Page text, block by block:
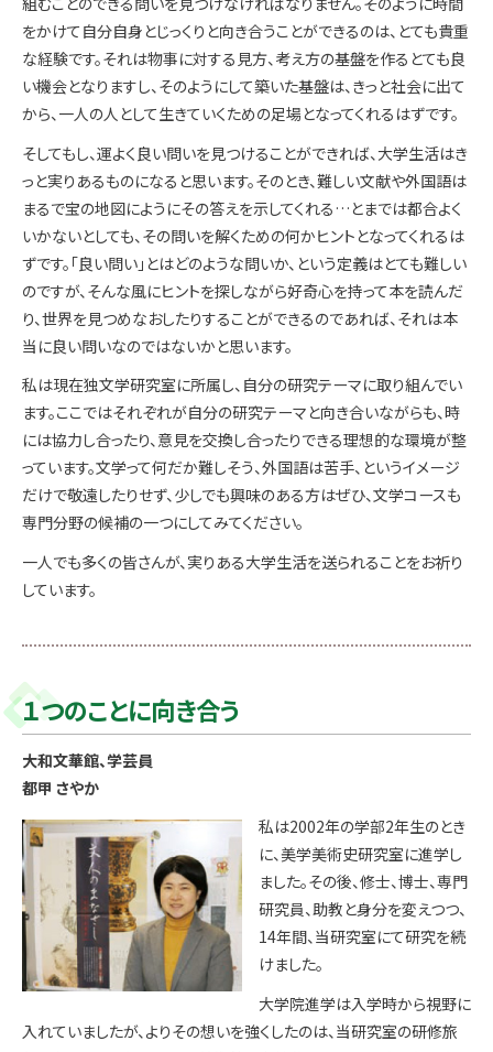
をかけて自分自身とじっくりと向き合うことができるのは、とても貴重
な経験です。それは物事に対する見方、考え方の基盤を作るとても良
い機会となりますし、そのようにして築いた基盤は、きっと社会に出て
から、一人の人として生きていくための足場となってくれるはずです。
そしてもし、運よく良い問いを見つけることができれば、大学生活はき
っと実りあるものになると思います。そのとき、難しい文献や外国語は
まるで宝の地図にようにその答えを示してくれる…とまでは都合よく
いかないとしても、その問いを解くための何かヒントとなってくれるは
ずです。「良い問い」とはどのような問いか、という定義はとても難しい
のですが、そんな風にヒントを探しながら好奇心を持って本を読んだ
り、世界を見つめなおしたりすることができるのであれば、それは本
当に良い問いなのではないかと思います。
私は現在独文学研究室に所属し、自分の研究テーマに取り組んでい
ます。ここではそれぞれが自分の研究テーマと向き合いながらも、時
には協力し合ったり、意見を交換し合ったりできる理想的な環境が整
っています。文学って何だか難しそう、外国語は苦手、というイメージ
だけで敬遠したりせず、少しでも興味のある方はぜひ、文学コースも
専門分野の候補の一つにしてみてください。
一人でも多くの皆さんが、実りある大学生活を送られることをお祈り
しています。
１つのことに向き合う
大和文華館、学芸員
都甲 さやか
私は2002年の学部2年生のとき
に、美学美術史研究室に進学し
ました。その後、修士、博士、専門
研究員、助教と身分を変えつつ、
14年間、当研究室にて研究を続
けました。
大学院進学は入学時から視野に
入れていましたが、よりその想いを強くしたのは、当研究室の研修旅